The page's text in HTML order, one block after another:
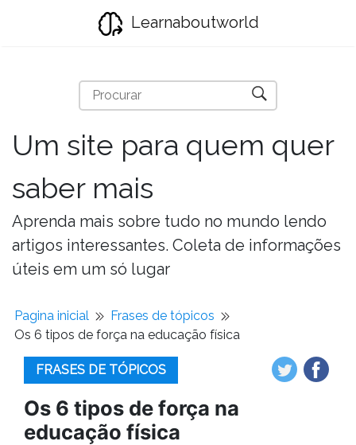
Learnaboutworld
Um site para quem quer
saber mais
Aprenda mais sobre tudo no mundo lendo
artigos interessantes. Coleta de informações
úteis em um só lugar
Pagina inicial
Frases de tópicos
Os 6 tipos de força na educação física
FRASES DE TÓPICOS
Os 6 tipos de força na
educação física